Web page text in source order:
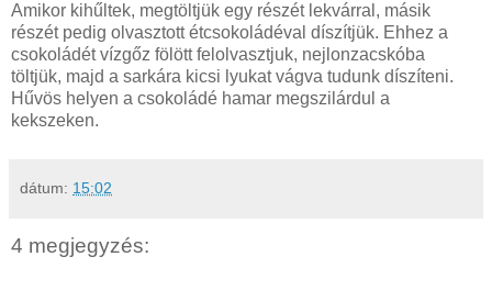
Amikor kihűltek, megtöltjük egy részét lekvárral, másik
részét pedig olvasztott étcsokoládéval díszítjük. Ehhez a
csokoládét vízgőz fölött felolvasztjuk, nejlonzacskóba
töltjük, majd a sarkára kicsi lyukat vágva tudunk díszíteni.
Hűvös helyen a csokoládé hamar megszilárdul a
kekszeken.
dátum: 15:02
4 megjegyzés: